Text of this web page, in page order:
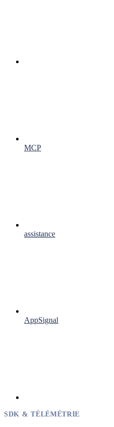
MCP
assistance
AppSignal
SDK & TÉLÉMÉTRIE